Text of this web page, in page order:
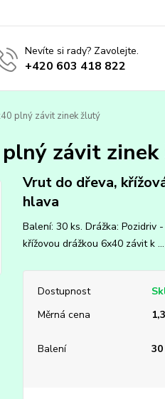
Nevíte si rady? Zavolejte.
+420 603 418 822
plný závit zinek žlutý
závit
Vrut do dřeva,
hlava
Balení: 30 ks. Drážka: Pozidriv
křížovou drážkou 6x40 závit k ...
Dostupnost
Měrná cena
Balení